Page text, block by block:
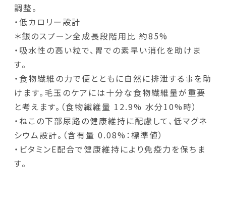
調整。
・低カロリー設計
＊銀のスプーン全成長段階用比 約85%
・吸水性の高い粒で、胃での素早い消化を助けま
す。
・食物繊維の力で便とともに自然に排泄する事を助
けます。毛玉のケアには十分な食物繊維量が重要
と考えます。（食物繊維量 12.9% 水分10%時）
・ねこの下部尿路の健康維持に配慮して、低マグネ
シウム設計。（含有量 0.08%：標準値）
・ビタミンE配合で健康維持により免疫力を保ちま
す。